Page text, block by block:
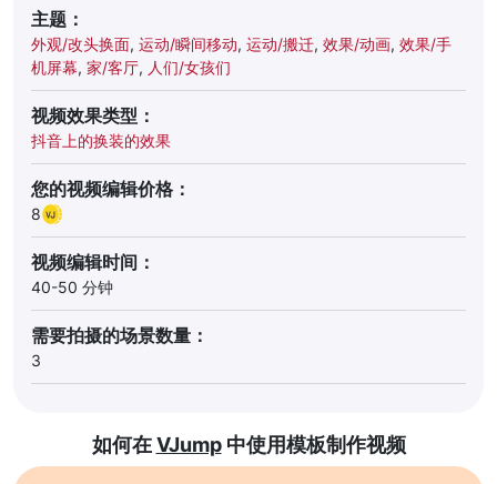
主题：
外观/改头换面, 运动/瞬间移动, 运动/搬迁, 效果/动画, 效果/手
机屏幕, 家/客厅, 人们/女孩们
视频效果类型：
抖音上的换装的效果
您的视频编辑价格：
8
视频编辑时间：
40-50 分钟
需要拍摄的场景数量：
3
如何在VJump中使用模板制作视频